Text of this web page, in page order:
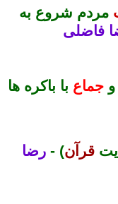
مردم شروع به
فاضلی
وجماع با باكره ها
قرآن) -رضا